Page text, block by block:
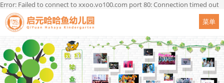
Error: Failed to connect to xxoo.vo100.com port 80: Connection timed out
菜单